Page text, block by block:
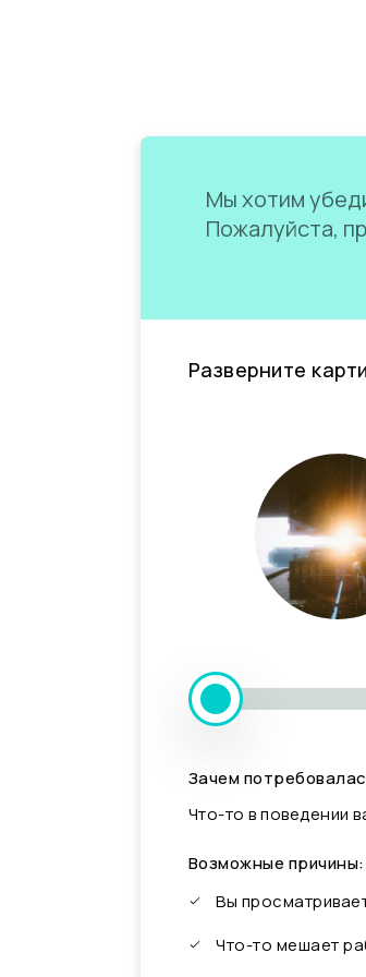
Мы хотим
Пожалуйста,
Разверните
Зачем
Что-то в поведении
Возможные причины:
Вы
Что-то мешает